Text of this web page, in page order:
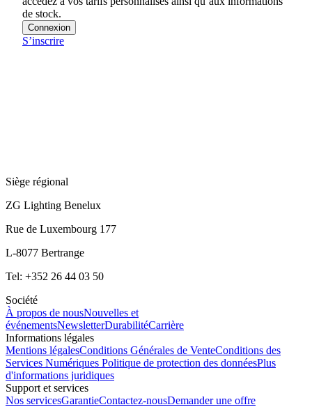
de stock.
Connexion
S’inscrire
Siège régional
ZG Lighting Benelux
Rue de Luxembourg 177
L-8077 Bertrange
Tel: +352 26 44 03 50
Société
À propos de nousNouvelles et
événementsNewsletterDurabilitéCarrière
Informations légales
Mentions légalesConditions Générales de VenteConditions des
Services Numériques Politique de protection des donnéesPlus
d'informations juridiques
Support et services
Nos servicesGarantieContactez-nousDemander une offre